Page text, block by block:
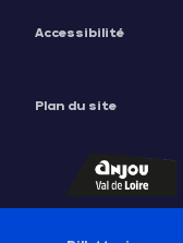
Accessibilité
Plan du site